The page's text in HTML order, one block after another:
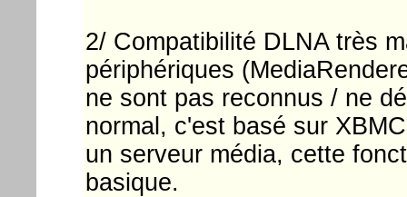
2/ Compatibilité DLNA très
périphériques
ne sont pas reconnus / ne
normal, c'est basé sur
un serveur média, cette
basique.